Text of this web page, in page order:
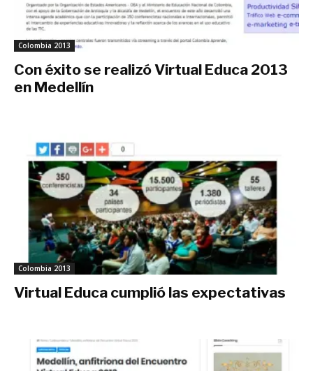
Colombia 2013
Con éxito se realizó Virtual Educa 2013
en Medellín
Colombia 2013
Virtual Educa cumplió las expectativas